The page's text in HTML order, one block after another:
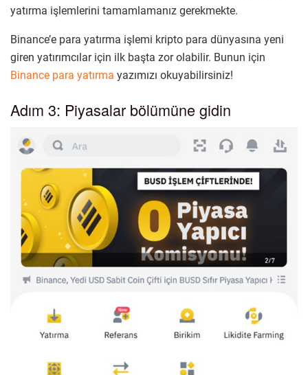
yatırma işlemlerini tamamlamanız gerekmekte.
Binance’e para yatırma işlemi kripto para dünyasına yeni
giren yatırımcılar için ilk başta zor olabilir. Bunun için
Binance para yatırma yazımızı okuyabilirsiniz!
Adım 3: Piyasalar bölümüne gidin